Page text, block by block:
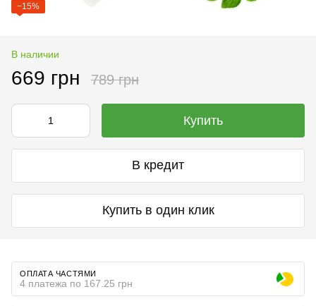
−15%
В наличии
669 грн 789 грн
Купить
В кредит
Купить в один клик
ОПЛАТА ЧАСТЯМИ
4 платежа по 167.25 грн